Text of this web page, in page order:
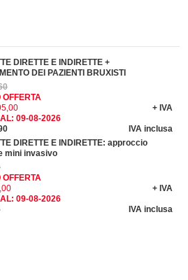
DIRETTE E INDIRETTE +
DEI PAZIENTI BRUXISTI
OFFERTA
+ IVA
09-08-2026
IVA inclusa
DIRETTE E INDIRETTE: approccio
mini invasivo
OFFERTA
+ IVA
09-08-2026
IVA inclusa